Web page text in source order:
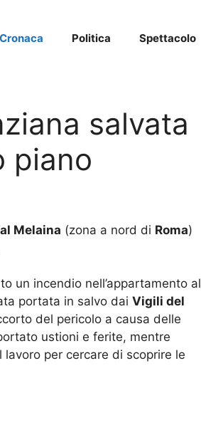
Cronaca Politica Spettacolo
salvata
piano
Melaina (zona a nord di Roma)
un incendio nell’appartamento al
portata in salvo dai Vigili del
del pericolo a causa delle
ustioni e ferite, mentre
per cercare di scoprire le